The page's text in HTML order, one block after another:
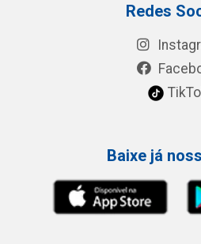
Redes
Baixe já